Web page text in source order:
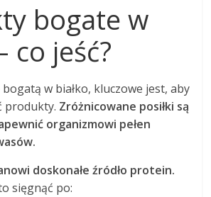
bogate w
co jeść?
w białko, kluczowe jest, aby
produkty. Zróżnicowane posiłki są
organizmowi pełen
doskonałe źródło protein.
sięgnąć po: